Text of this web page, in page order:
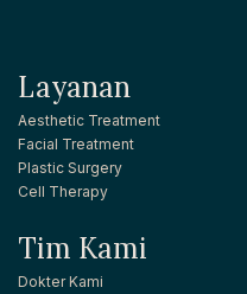
Layanan
Aesthetic Treatment
Facial Treatment
Plastic Surgery
Cell Therapy
Tim Kami
Dokter Kami